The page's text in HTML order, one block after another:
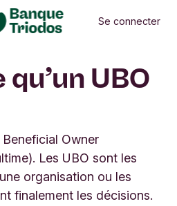
Se connecter
qu’un UBO
Owner
Les UBO sont les
organisation ou les
finalement les décisions.